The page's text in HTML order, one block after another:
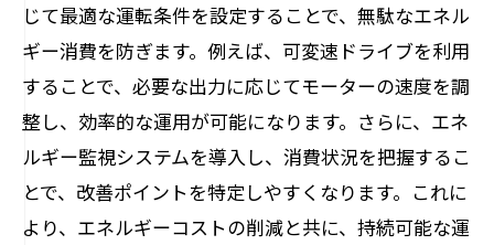
じて最適な運転条件を設定することで、無駄なエネル
ギー消費を防ぎます。例えば、可変速ドライブを利用
することで、必要な出力に応じてモーターの速度を調
整し、効率的な運用が可能になります。さらに、エネ
ルギー監視システムを導入し、消費状況を把握するこ
とで、改善ポイントを特定しやすくなります。これに
より、エネルギーコストの削減と共に、持続可能な運